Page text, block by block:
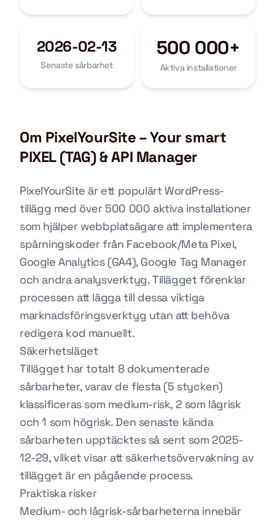
2026-02-13
Senaste sårbarhet
500 000+
Aktiva installationer
Om PixelYourSite – Your smart
PIXEL (TAG) & API Manager
PixelYourSite är ett populärt WordPress-
tillägg med över 500 000 aktiva installationer
som hjälper webbplatsägare att implementera
spårningskoder från Facebook/Meta Pixel,
Google Analytics (GA4), Google Tag Manager
och andra analysverktyg. Tillägget förenklar
processen att lägga till dessa viktiga
marknadsföringsverktyg utan att behöva
redigera kod manuellt.
Säkerhetsläget
Tillägget har totalt 8 dokumenterade
sårbarheter, varav de flesta (5 stycken)
klassificeras som medium-risk, 2 som lågrisk
och 1 som högrisk. Den senaste kända
sårbarheten upptäcktes så sent som 2025-
12-29, vilket visar att säkerhetsövervakning av
tillägget är en pågående process.
Praktiska risker
Medium- och lågrisk-sårbarheterna innebär